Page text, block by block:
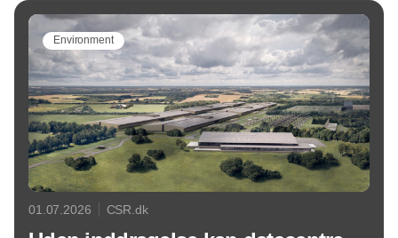
Environment
01.07.2026 CSR.dk